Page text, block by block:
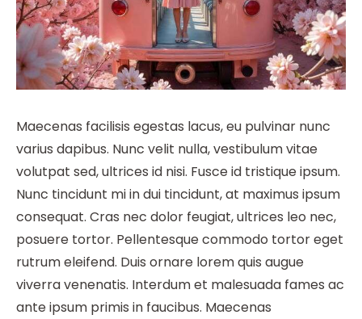
Maecenas facilisis egestas lacus, eu pulvinar nunc
varius dapibus. Nunc velit nulla, vestibulum vitae
volutpat sed, ultrices id nisi. Fusce id tristique ipsum.
Nunc tincidunt mi in dui tincidunt, at maximus ipsum
consequat. Cras nec dolor feugiat, ultrices leo nec,
posuere tortor. Pellentesque commodo tortor eget
rutrum eleifend. Duis ornare lorem quis augue
viverra venenatis. Interdum et malesuada fames ac
ante ipsum primis in faucibus. Maecenas